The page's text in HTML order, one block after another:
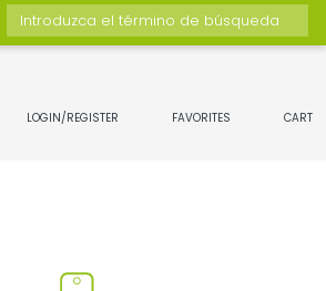
Introduzca el término de búsqueda
LOGIN/REGISTER FAVORITES CART
de favoritos